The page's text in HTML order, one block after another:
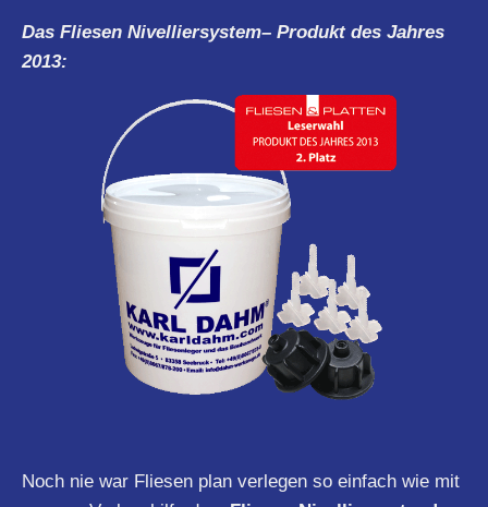
Das Fliesen Nivelliersystem– Produkt des Jahres
2013:
Noch nie war Fliesen plan verlegen so einfach wie mit